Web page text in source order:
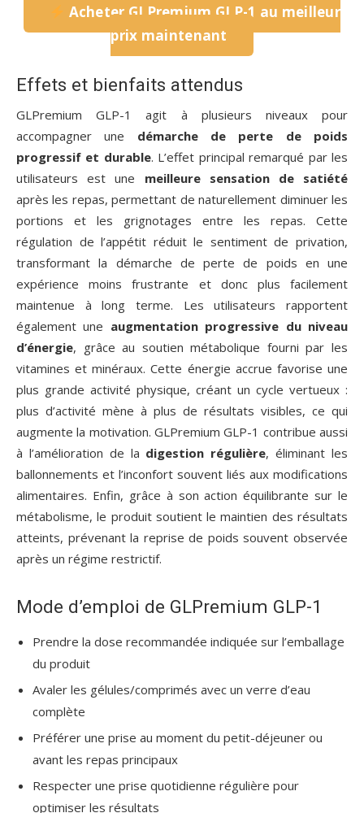
Acheter GLPremium GLP-1 au meilleur
prix maintenant
Effets et bienfaits attendus
GLPremium GLP-1 agit à plusieurs niveaux pour
accompagner une démarche de perte de poids
progressif et durable. L’effet principal remarqué par les
utilisateurs est une meilleure sensation de satiété
après les repas, permettant de naturellement diminuer les
portions et les grignotages entre les repas. Cette
régulation de l’appétit réduit le sentiment de privation,
transformant la démarche de perte de poids en une
expérience moins frustrante et donc plus facilement
maintenue à long terme. Les utilisateurs rapportent
également une augmentation progressive du niveau
d’énergie, grâce au soutien métabolique fourni par les
vitamines et minéraux. Cette énergie accrue favorise une
plus grande activité physique, créant un cycle vertueux :
plus d’activité mène à plus de résultats visibles, ce qui
augmente la motivation. GLPremium GLP-1 contribue aussi
à l’amélioration de la digestion régulière, éliminant les
ballonnements et l’inconfort souvent liés aux modifications
alimentaires. Enfin, grâce à son action équilibrante sur le
métabolisme, le produit soutient le maintien des résultats
atteints, prévenant la reprise de poids souvent observée
après un régime restrictif.
Mode d’emploi de GLPremium GLP-1
Prendre la dose recommandée indiquée sur l’emballage
du produit
Avaler les gélules/comprimés avec un verre d’eau
complète
Préférer une prise au moment du petit-déjeuner ou
avant les repas principaux
Respecter une prise quotidienne régulière pour
optimiser les résultats